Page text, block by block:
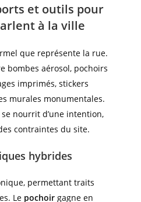
et outils pour
à la ville
que représente la rue.
bombes aérosol, pochoirs
imprimés, stickers
murales monumentales.
nourrit d’une intention,
contraintes du site.
hybrides
permettant traits
Le pochoir gagne en